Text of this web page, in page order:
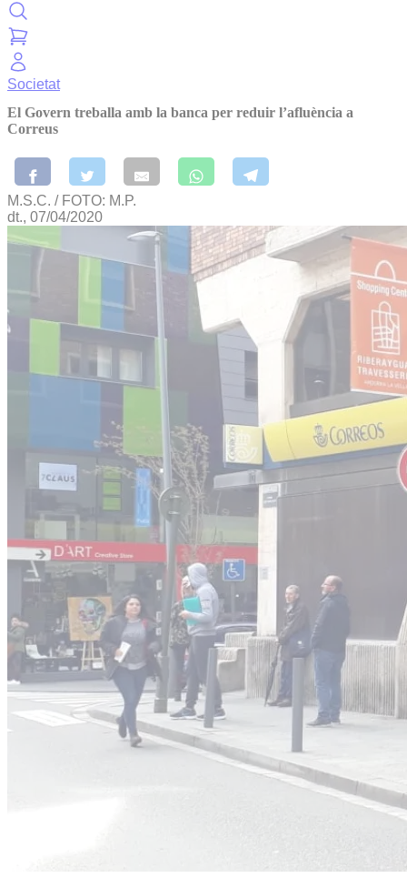
Societat
El Govern treballa amb la banca per reduir l’afluència a
Correus
M.S.C. / FOTO: M.P.
dt., 07/04/2020